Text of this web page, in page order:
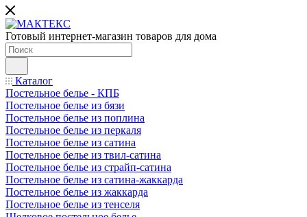
Готовый интернет-магазин товаров для дома
Каталог
Постельное белье - КПБ
Постельное белье из бязи
Постельное белье из поплина
Постельное белье из перкаля
Постельное белье из сатина
Постельное белье из твил-сатина
Постельное белье из страйп-сатина
Постельное белье из сатина-жаккарда
Постельное белье из жаккарда
Постельное белье из тенселя